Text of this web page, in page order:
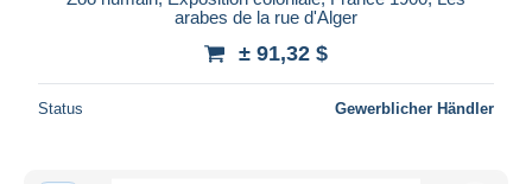
arabes de la rue d'Alger
± 91,32 $
Status Gewerblicher Händler